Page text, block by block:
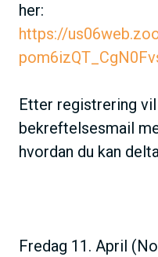
her:
https://
Etter registrering
bekreftelsesmail
hvordan du kan
Fredag 11. April